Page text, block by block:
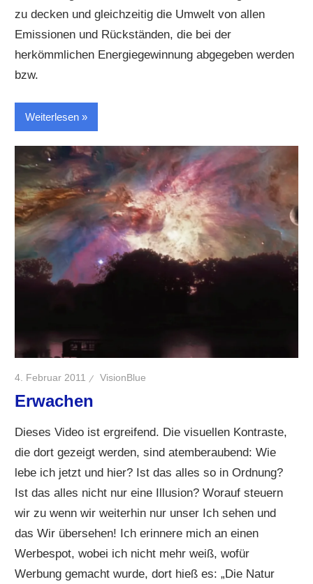
zu decken und gleichzeitig die Umwelt von allen
Emissionen und Rückständen, die bei der
herkömmlichen Energiegewinnung abgegeben werden
bzw.
Weiterlesen
4. Februar 2011 VisionBlue
Erwachen
Dieses Video ist ergreifend. Die visuellen Kontraste,
die dort gezeigt werden, sind atemberaubend: Wie
lebe ich jetzt und hier? Ist das alles so in Ordnung?
Ist das alles nicht nur eine Illusion? Worauf steuern
wir zu wenn wir weiterhin nur unser Ich sehen und
das Wir übersehen! Ich erinnere mich an einen
Werbespot, wobei ich nicht mehr weiß, wofür
Werbung gemacht wurde, dort hieß es: „Die Natur